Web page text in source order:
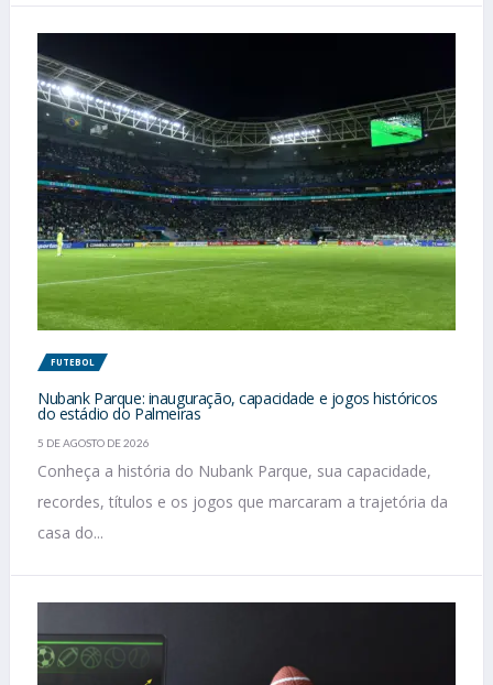
FUTEBOL
Nubank Parque: inauguração, capacidade e jogos históricos
do estádio do Palmeiras
5 DE AGOSTO DE 2026
Conheça a história do Nubank Parque, sua capacidade,
recordes, títulos e os jogos que marcaram a trajetória da
casa do...